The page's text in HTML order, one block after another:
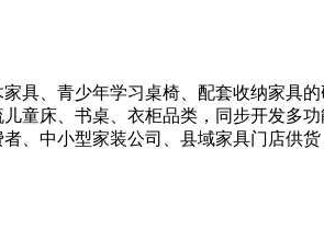
、青少年学习桌椅、配套收纳家具的
童床、书桌、衣柜品类，同步开发多
、中小型家装公司、县域家具门店供